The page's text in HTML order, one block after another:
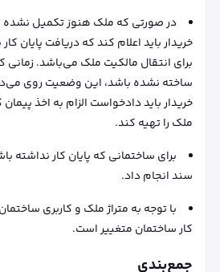
در صورتی که ملک هنوز تکمیل
خریدار باید اعلام کند که دریافت پایان
برای انتقال مالکیت ملک می‌باشد.
ساخته نشده باشد، این وضعیت روی
خریدار باید دادخواست الزام به اخذ
ملک را تهیه کند.
برای ساختمانی که پایان کار نداشته
سند انجام داد.
با توجه به متراژ ملک و کاربری
کار ساختمان متغییر است.
جمع‌بندی